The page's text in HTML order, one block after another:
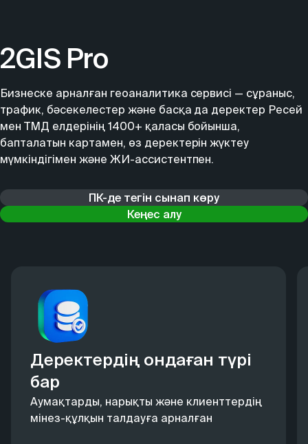
2GIS Pro
Бизнеске арналған геоаналитика сервисі — сұраныс,
трафик, бәсекелестер және басқа да деректер Ресей
мен ТМД елдерінің 1400+ қаласы бойынша,
бапталатын картамен, өз деректерін жүктеу
мүмкіндігімен және ЖИ-ассистентпен.
ПК-де тегін сынап көру
Кеңес алу
Деректердің ондаған түрі
бар
Аумақтарды, нарықты және клиенттердің
мінез-құлқын талдауға арналған